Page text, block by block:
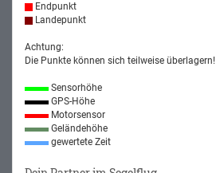
Endpunkt
Landepunkt
Achtung:
Die Punkte können sich teilweise überlagern!
Sensorhöhe
GPS-Höhe
Motorsensor
Geländehöhe
gewertete Zeit